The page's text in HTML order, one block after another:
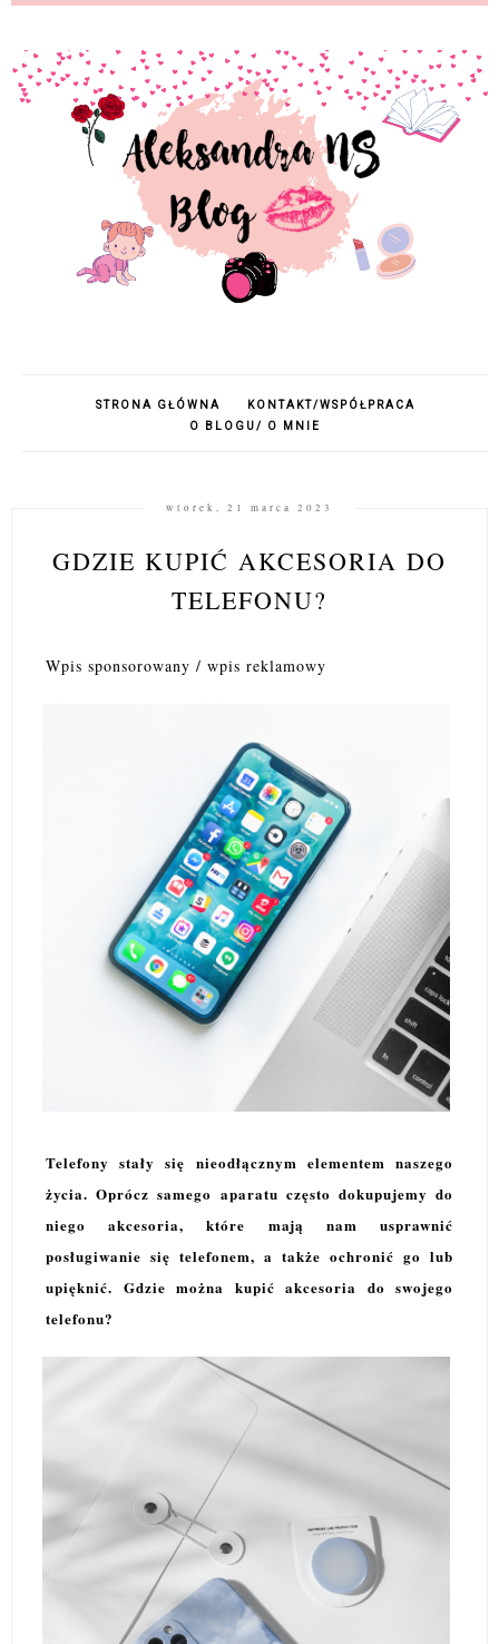
STRONA GŁÓWNA
KONTAKT/WSPÓŁPRACA
O BLOGU/ O MNIE
wtorek, 21 marca 2023
GDZIE KUPIĆ AKCESORIA DO
TELEFONU?
Wpis sponsorowany / wpis reklamowy
Telefony stały się nieodłącznym elementem naszego
życia. Oprócz samego aparatu często dokupujemy do
niego akcesoria, które mają nam usprawnić
posługiwanie się telefonem, a także ochronić go lub
upięknić. Gdzie można kupić akcesoria do swojego
telefonu?